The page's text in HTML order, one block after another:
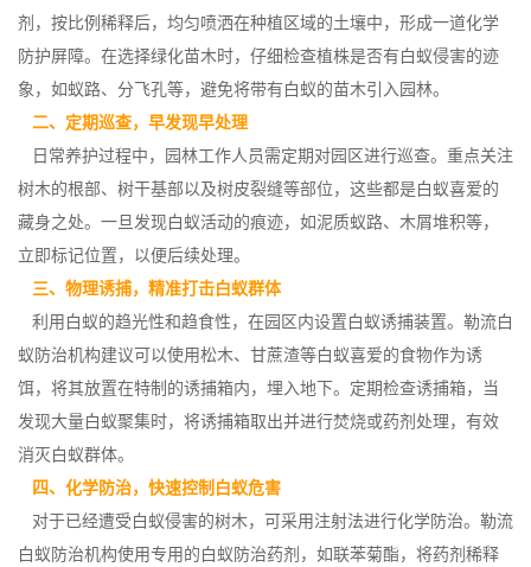
剂，按比例稀释后，均匀喷洒在种植区域的土壤中，形成一道化学
防护屏障。在选择绿化苗木时，仔细检查植株是否有白蚁侵害的迹
象，如蚁路、分飞孔等，避免将带有白蚁的苗木引入园林。
二、定期巡查，早发现早处理
日常养护过程中，园林工作人员需定期对园区进行巡查。重点关注
树木的根部、树干基部以及树皮裂缝等部位，这些都是白蚁喜爱的
藏身之处。一旦发现白蚁活动的痕迹，如泥质蚁路、木屑堆积等，
立即标记位置，以便后续处理。
三、物理诱捕，精准打击白蚁群体
利用白蚁的趋光性和趋食性，在园区内设置白蚁诱捕装置。勒流白
蚁防治机构建议可以使用松木、甘蔗渣等白蚁喜爱的食物作为诱
饵，将其放置在特制的诱捕箱内，埋入地下。定期检查诱捕箱，当
发现大量白蚁聚集时，将诱捕箱取出并进行焚烧或药剂处理，有效
消灭白蚁群体。
四、化学防治，快速控制白蚁危害
对于已经遭受白蚁侵害的树木，可采用注射法进行化学防治。勒流
白蚁防治机构使用专用的白蚁防治药剂，如联苯菊酯，将药剂稀释